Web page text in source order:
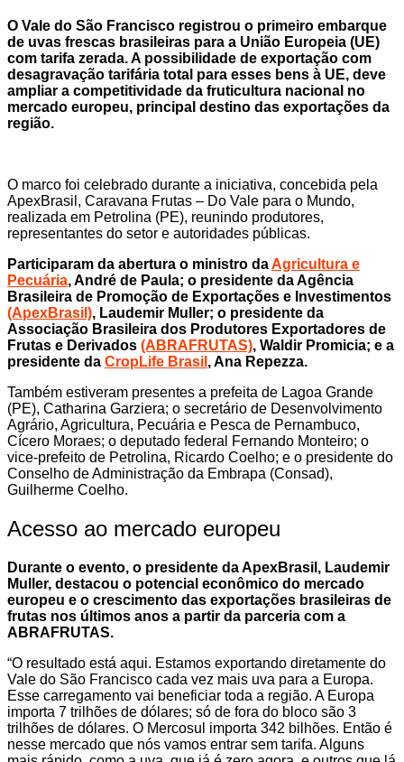
O Vale do São Francisco registrou o primeiro embarque
de uvas frescas brasileiras para a União Europeia (UE)
com tarifa zerada. A possibilidade de exportação com
desagravação tarifária total para esses bens à UE, deve
ampliar a competitividade da fruticultura nacional no
mercado europeu, principal destino das exportações da
região.
O marco foi celebrado durante a iniciativa, concebida pela
ApexBrasil, Caravana Frutas – Do Vale para o Mundo,
realizada em Petrolina (PE), reunindo produtores,
representantes do setor e autoridades públicas.
Participaram da abertura o ministro daAgricultura e
Pecuária, André de Paula; o presidente da Agência
Brasileira de Promoção de Exportações e Investimentos
(ApexBrasil), Laudemir Muller; o presidente da
Associação Brasileira dos Produtores Exportadores de
Frutas e Derivados (ABRAFRUTAS), Waldir Promicia; e a
presidente da CropLife Brasil , Ana Repezza.
Também estiveram presentes a prefeita de Lagoa Grande
(PE), Catharina Garziera; o secretário de Desenvolvimento
Agrário, Agricultura, Pecuária e Pesca de Pernambuco,
Cícero Moraes; o deputado federal Fernando Monteiro; o
vice-prefeito de Petrolina, Ricardo Coelho; e o presidente do
Conselho de Administração da Embrapa (Consad),
Guilherme Coelho.
Acesso ao mercado europeu
Durante o evento, o presidente da ApexBrasil, Laudemir
Muller, destacou o potencial econômico do mercado
europeu e o crescimento das exportações brasileiras de
frutas nos últimos anos a partir da parceria com a
ABRAFRUTAS.
“O resultado está aqui. Estamos exportando diretamente do
Vale do São Francisco cada vez mais uva para a Europa.
Esse carregamento vai beneficiar toda a região. A Europa
importa 7 trilhões de dólares; só de fora do bloco são 3
trilhões de dólares. O Mercosul importa 342 bilhões. Então é
nesse mercado que nós vamos entrar sem tarifa. Alguns